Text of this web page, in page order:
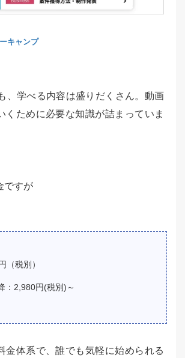
キャンプ
、学べる内容は盛りだくさん。動画
くために必要な知識が詰まっていま
ですが
（税別）
：2,980円(税別)～
金体系で、誰でも気軽に始められる